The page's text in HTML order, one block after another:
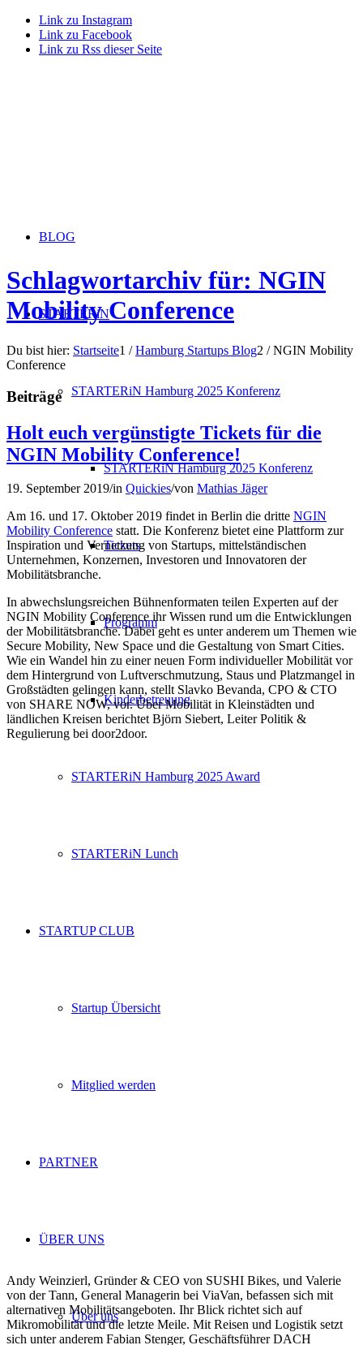
Link zu Instagram
Link zu Facebook
Link zu Rss dieser Seite
BLOG
STARTERiN
STARTERiN Hamburg 2025 Konferenz
STARTERiN Hamburg 2025 Konferenz
Tickets
Programm
Kinderbetreuung
STARTERiN Hamburg 2025 Award
STARTERiN Lunch
STARTUP CLUB
Startup Übersicht
Mitglied werden
PARTNER
ÜBER UNS
Über uns
Schlagwortarchiv für: NGIN
Mobility Conference
Du bist hier: Startseite1 / Hamburg Startups Blog2 / NGIN Mobility
Conference
Beiträge
Holt euch vergünstigte Tickets für die
NGIN Mobility Conference!
19. September 2019/in Quickies/von Mathias Jäger
Am 16. und 17. Oktober 2019 findet in Berlin die dritte NGIN
Mobility Conference statt. Die Konferenz bietet eine Plattform zur
Inspiration und Vernetzung von Startups, mittelständischen
Unternehmen, Konzernen, Investoren und Innovatoren der
Mobilitätsbranche.
In abwechslungsreichen Bühnenformaten teilen Experten auf der
NGIN Mobility Conference ihr Wissen rund um die Entwicklungen
der Mobilitätsbranche. Dabei geht es unter anderem um Themen wie
Secure Mobility, New Space und die Gestaltung von Smart Cities.
Wie ein Wandel hin zu einer neuen Form individueller Mobilität vor
dem Hintergrund von Luftverschmutzung, Staus und Platzmangel in
Großstädten gelingen kann, stellt Slavko Bevanda, CPO & CTO
von SHARE NOW, vor. Über Mobilität in Kleinstädten und
ländlichen Kreisen berichtet Björn Siebert, Leiter Politik &
Regulierung bei door2door.
Andy Weinzierl, Gründer & CEO von SUSHI Bikes, und Valerie
von der Tann, General Managerin bei ViaVan, befassen sich mit
alternativen Mobilitätsangeboten. Ihr Blick richtet sich auf
Mikromobilität und die letzte Meile. Mit Reisen und Logistik setzt
sich unter anderem Fabian Stenger, Geschäftsführer DACH